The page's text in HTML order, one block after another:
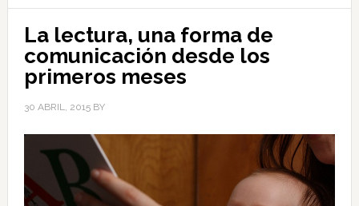
La lectura, una forma de
comunicación desde los
primeros meses
30 ABRIL, 2015BY